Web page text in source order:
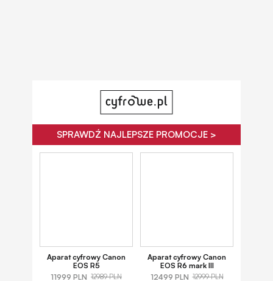
SPRAWDŹ NAJLEPSZE PROMOCJE >
Aparat cyfrowy Canon
EOS R5
11999 PLN 12989 PLN
Aparat cyfrowy Canon
EOS R6 mark III
12499 PLN 12999 PLN